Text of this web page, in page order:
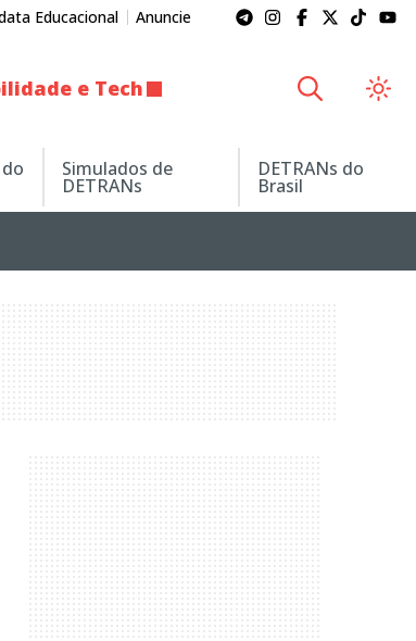
Educacional Anuncie
e Tech
Simulados de
DETRANs
DETRANs do
Brasil